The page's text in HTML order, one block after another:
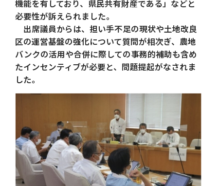
機能を有しており、県民共有財産である」などと
必要性が訴えられました。
出席議員からは、担い手不足の現状や土地改良
区の運営基盤の強化について質問が相次ぎ、農地
バンクの活用や合併に際しての事務的補助も含め
たインセンティブが必要と、問題提起がなされま
した。